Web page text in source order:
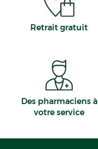
Retrait gratuit
Des pharmaciens à
votre service